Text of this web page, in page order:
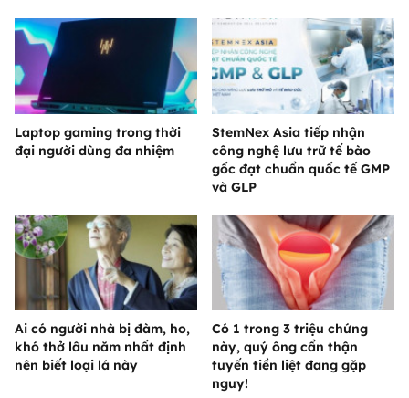
Laptop gaming trong thời
đại người dùng đa nhiệm
StemNex Asia tiếp nhận
công nghệ lưu trữ tế bào
gốc đạt chuẩn quốc tế GMP
và GLP
Ai có người nhà bị đàm, ho,
khó thở lâu năm nhất định
nên biết loại lá này
Có 1 trong 3 triệu chứng
này, quý ông cẩn thận
tuyến tiền liệt đang gặp
nguy!